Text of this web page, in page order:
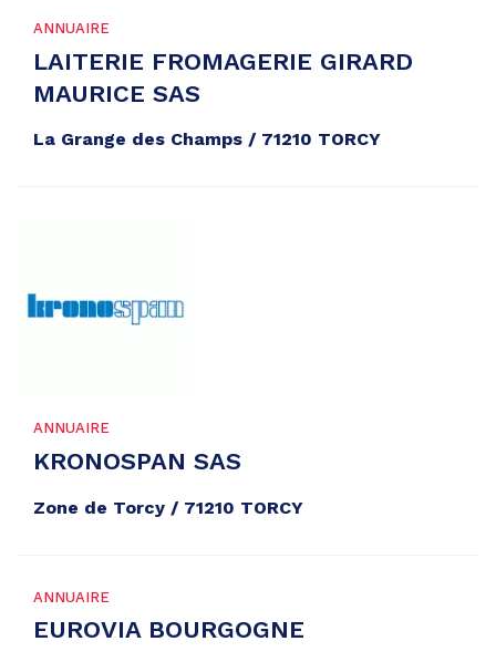
ANNUAIRE
LAITERIE FROMAGERIE GIRARD
MAURICE SAS
La Grange des Champs / 71210 TORCY
ANNUAIRE
KRONOSPAN SAS
Zone de Torcy / 71210 TORCY
ANNUAIRE
EUROVIA BOURGOGNE